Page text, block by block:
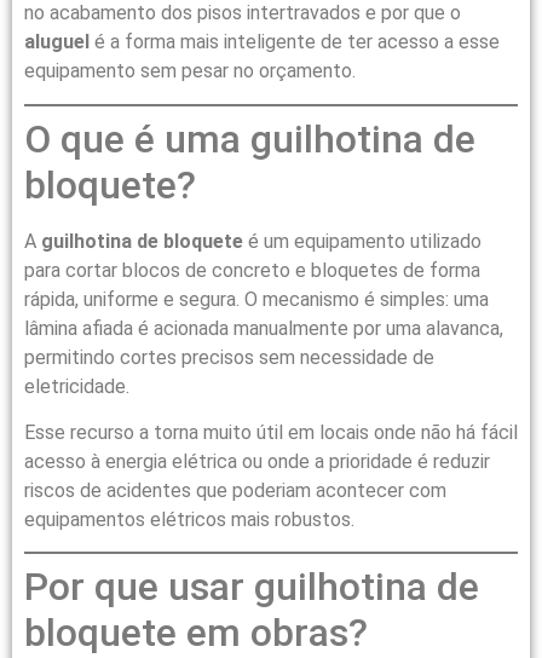
no acabamento dos pisos intertravados e por que o
aluguel é a forma mais inteligente de ter acesso a esse
equipamento sem pesar no orçamento.
O que é uma guilhotina de
bloquete?
A guilhotina de bloquete é um equipamento utilizado
para cortar blocos de concreto e bloquetes de forma
rápida, uniforme e segura. O mecanismo é simples: uma
lâmina afiada é acionada manualmente por uma alavanca,
permitindo cortes precisos sem necessidade de
eletricidade.
Esse recurso a torna muito útil em locais onde não há fácil
acesso à energia elétrica ou onde a prioridade é reduzir
riscos de acidentes que poderiam acontecer com
equipamentos elétricos mais robustos.
Por que usar guilhotina de
bloquete em obras?